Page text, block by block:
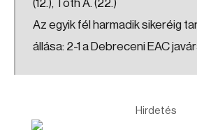
(12.), Tóth A. (22.)
Az egyik fél harmadik sikeréig
állása: 2-1 a Debreceni EAC
Hirdetés